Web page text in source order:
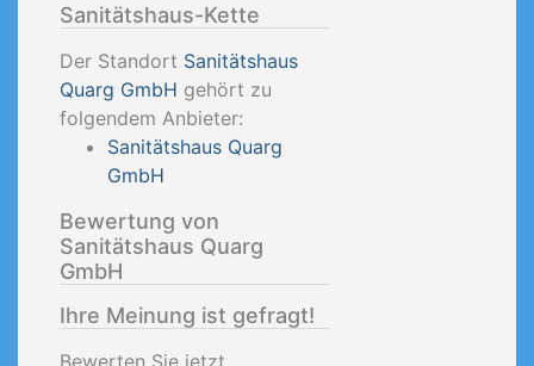
Sanitätshaus-Kette
Der Standort Sanitätshaus
Quarg GmbH gehört zu
folgendem Anbieter:
Sanitätshaus Quarg
GmbH
Bewertung von
Sanitätshaus Quarg
GmbH
Ihre Meinung ist gefragt!
Bewerten Sie jetzt